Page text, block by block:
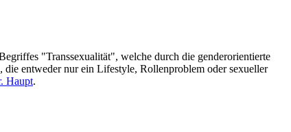
"Transsexualität", welche durch die genderorientierte
entweder nur ein Lifestyle, Rollenproblem oder sexueller
Haupt.